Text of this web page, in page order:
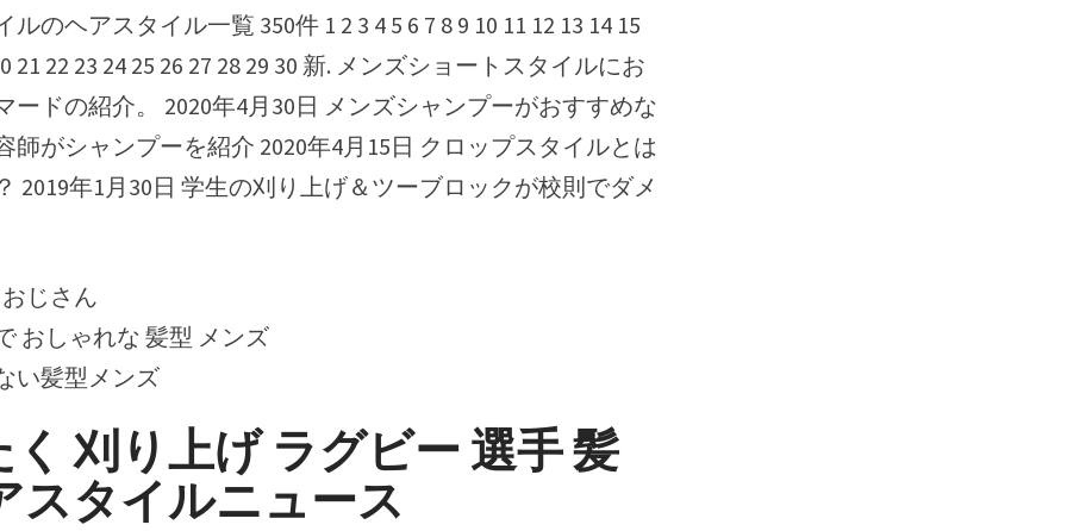
のヘアスタイル一覧 350件 1 2 3 4 5 6 7 8 9 10 11 12 13 14 15
21 22 23 24 25 26 27 28 29 30 新. メンズショートスタイルにお
ードの紹介。 2020年4月30日 メンズシャンプーがおすすめな
師がシャンプーを紹介 2020年4月15日 クロップスタイルとは
2019年1月30日 学生の刈り上げ＆ツーブロックが校則でダメ
おじさん
おしゃれな 髪型 メンズ
い髪型メンズ
刈り上げ ラグビー 選手 髪
スタイルニュース